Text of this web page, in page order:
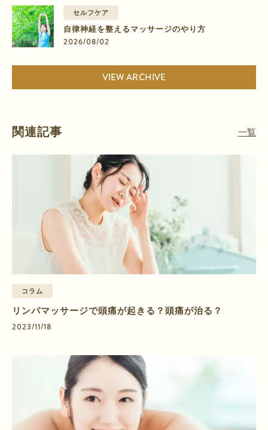
セルフケア
自律神経を整えるマッサージのやり方
2026/08/02
VIEW ARCHIVE
関連記事 一覧
コラム
リンパマッサージで頭痛が起きる？頭痛が治る？
2023/11/18